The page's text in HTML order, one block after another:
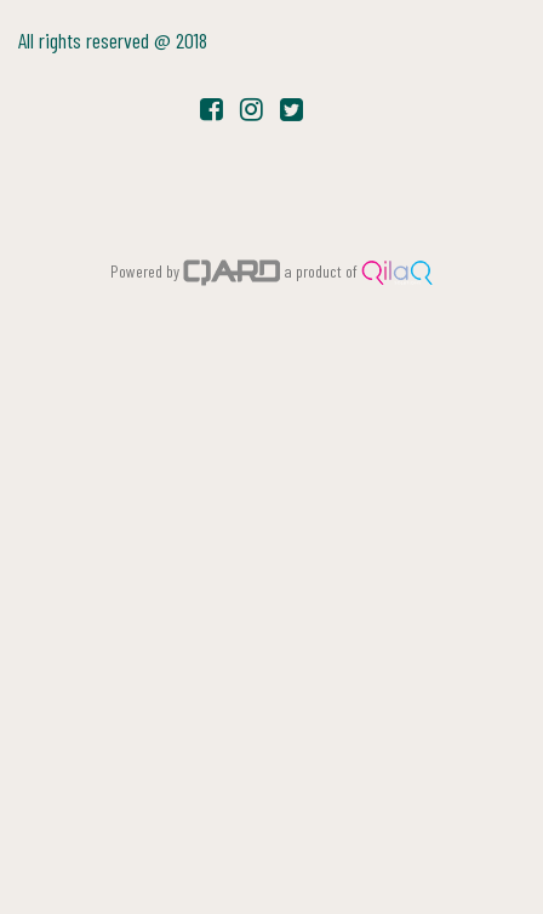
All rights reserved @ 2018
Powered by a product of